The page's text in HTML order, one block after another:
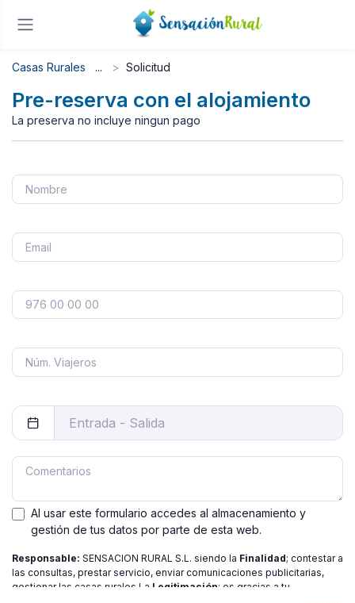
Casas Rurales Solicitud
Pre-reserva con el alojamiento
La preserva no incluye ningun pago
Al usar este formulario accedes al almacenamiento y
gestión de tus datos por parte de esta web.
Responsable: SENSACION RURAL S.L. siendo la Finalidad; contestar a
las consultas, prestar servicio, enviar comunicaciones publicitarias,
gestionar las casas rurales La Legitimación; es gracias a tu